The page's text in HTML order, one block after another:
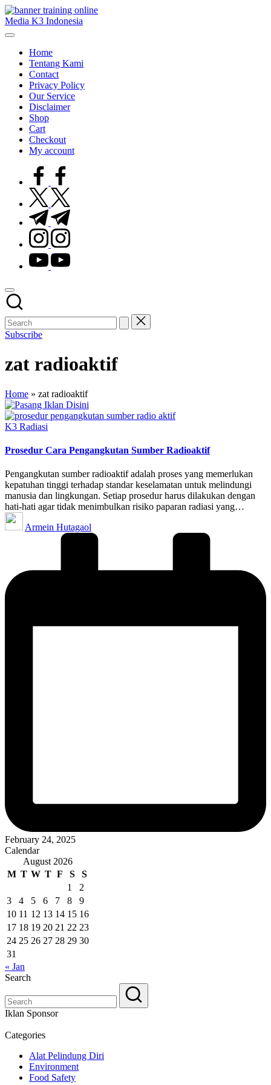
Skip
to
content
Media K3 Indonesia
Media
Seputar
Dunia
K3LH
Home
Tentang Kami
Contact
Privacy Policy
Our Service
Disclaimer
Shop
Cart
Checkout
My account
facebook.com
twitter.com
t.me
instagram.com
youtube.com
Subscribe
zat radioaktif
Home » zat radioaktif
Posted
K3 Radiasi
Prosedur Cara Pengangkutan Sumber Radioaktif
Pengangkutan sumber radioaktif adalah proses yang memerlukan
kepatuhan tinggi terhadap standar keselamatan untuk melindungi
manusia dan lingkungan. Setiap prosedur harus dilakukan dengan
hati-hati agar tidak menimbulkan risiko paparan radiasi yang…
Posted
by
Armein Hutagaol
February 24, 2025
Calendar
August 2026
M T W T F S
S
1
2
3
4 5 6 7 8
9
10 11 12 13 14 15 16
17 18 19 20 21 22 23
24 25 26 27 28 29 30
31
« Jan
Search
Iklan Sponsor
Categories
Alat Pelindung Diri
Environment
Food Safety